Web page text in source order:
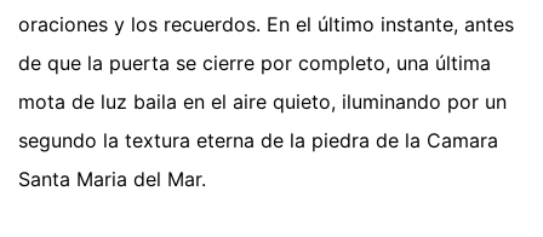
oraciones y los recuerdos. En el último instante, antes
de que la puerta se cierre por completo, una última
mota de luz baila en el aire quieto, iluminando por un
segundo la textura eterna de la piedra de la Camara
Santa Maria del Mar.